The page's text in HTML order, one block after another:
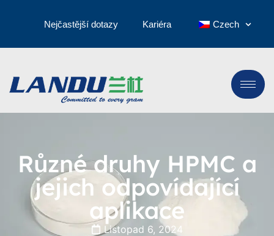
Nejčastější dotazy Kariéra Czech
Různé druhy HPMC a
jejich odpovídající
aplikace
Listopad 6, 2024